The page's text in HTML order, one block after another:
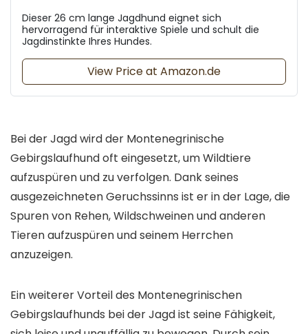
Dieser 26 cm lange Jagdhund eignet sich
hervorragend für interaktive Spiele und schult die
Jagdinstinkte Ihres Hundes.
View Price at Amazon.de
Bei der Jagd wird der Montenegrinische
Gebirgslaufhund oft eingesetzt, um Wildtiere
aufzuspüren und zu verfolgen. Dank seines
ausgezeichneten Geruchssinns ist er in der Lage, die
Spuren von Rehen, Wildschweinen und anderen
Tieren aufzuspüren und seinem Herrchen
anzuzeigen.
Ein weiterer Vorteil des Montenegrinischen
Gebirgslaufhunds bei der Jagd ist seine Fähigkeit,